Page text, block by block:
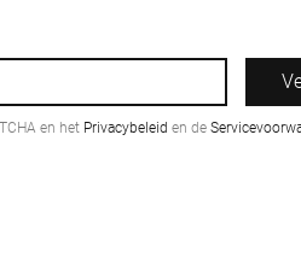
en het Privacybeleid en de